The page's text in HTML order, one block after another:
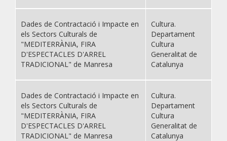
Dades de Contractació i Impacte en
els Sectors Culturals de
"MEDITERRÀNIA, FIRA
D'ESPECTACLES D'ARREL
TRADICIONAL" de Manresa
Cultura.
Departament
Cultura
Generalitat de
Catalunya
Dades de Contractació i Impacte en
els Sectors Culturals de
"MEDITERRÀNIA, FIRA
D'ESPECTACLES D'ARREL
TRADICIONAL" de Manresa
Cultura.
Departament
Cultura
Generalitat de
Catalunya